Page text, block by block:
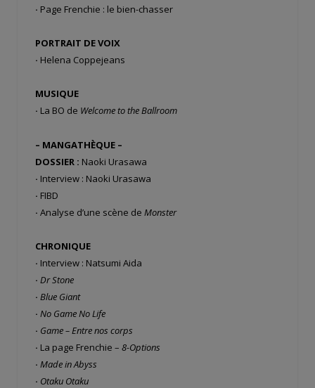
· Page Frenchie : le bien-chasser
PORTRAIT DE VOIX
· Helena Coppejeans
MUSIQUE
· La BO de Welcome to the Ballroom
– MANGATHÈQUE –
DOSSIER : Naoki Urasawa
· Interview : Naoki Urasawa
· FIBD
· Analyse d’une scène de Monster
CHRONIQUE
· Interview : Natsumi Aida
· Dr Stone
· Blue Giant
· No Game No Life
· Game – Entre nos corps
· La page Frenchie – 8-Options
· Made in Abyss
· Otaku Otaku